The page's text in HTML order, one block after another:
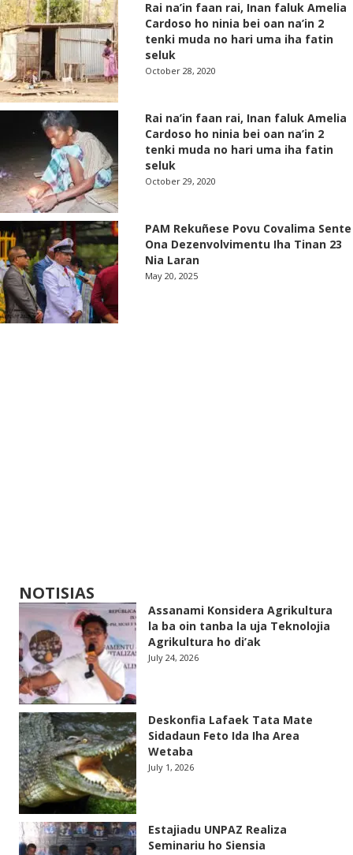
Rai na’in faan rai, Inan faluk Amelia
Cardoso ho ninia bei oan na’in 2
tenki muda no hari uma iha fatin
seluk
October 28, 2020
Rai na’in faan rai, Inan faluk Amelia
Cardoso ho ninia bei oan na’in 2
tenki muda no hari uma iha fatin
seluk
October 29, 2020
PAM Rekuñese Povu Covalima Sente
Ona Dezenvolvimentu Iha Tinan 23
Nia Laran
May 20, 2025
NOTISIAS
Assanami Konsidera Agrikultura
la ba oin tanba la uja Teknolojia
Agrikultura ho di’ak
July 24, 2026
Deskonfia Lafaek Tata Mate
Sidadaun Feto Ida Iha Area
Wetaba
July 1, 2026
Estajiadu UNPAZ Realiza
Seminariu ho Siensia